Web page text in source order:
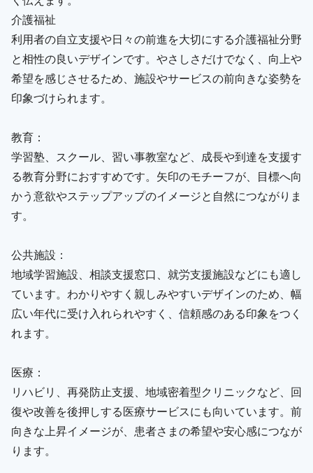
介護福祉
利用者の自立支援や日々の前進を大切にする介護福祉分野
と相性の良いデザインです。やさしさだけでなく、向上や
希望を感じさせるため、施設やサービスの前向きな姿勢を
印象づけられます。
教育：
学習塾、スクール、習い事教室など、成長や到達を支援す
る教育分野におすすめです。矢印のモチーフが、目標へ向
かう意欲やステップアップのイメージと自然につながりま
す。
公共施設：
地域学習施設、相談支援窓口、就労支援施設などにも適し
ています。わかりやすく親しみやすいデザインのため、幅
広い年代に受け入れられやすく、信頼感のある印象をつく
れます。
医療：
リハビリ、再発防止支援、地域密着型クリニックなど、回
復や改善を後押しする医療サービスにも向いています。前
向きな上昇イメージが、患者さまの希望や安心感につなが
ります。